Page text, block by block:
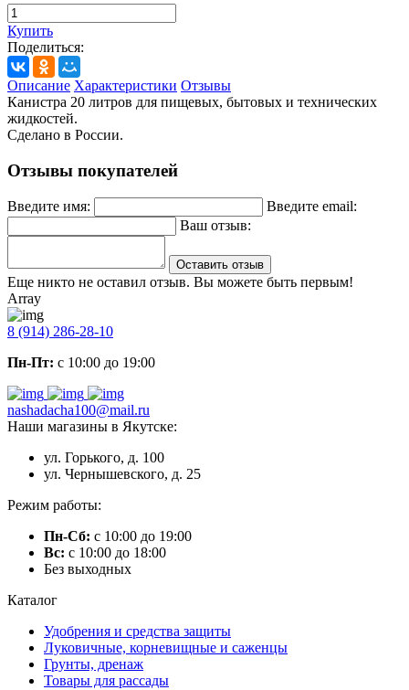
Купить
Поделиться:
Описание Характеристики Отзывы
Канистра 20 литров для пищевых, бытовых и технических
жидкостей.
Сделано в России.
Отзывы покупателей
Введите имя:
Введите email:
Ваш отзыв:
Оставить отзыв
Еще никто не оставил отзыв. Вы можете быть первым!
Array
8 (914) 286-28-10
Пн-Пт: с 10:00 до 19:00
nashadacha100@mail.ru
Наши магазины в Якутске:
ул. Горького, д. 100
ул. Чернышевского, д. 25
Режим работы:
Пн-Сб: с 10:00 до 19:00
Вс: с 10:00 до 18:00
Без выходных
Каталог
Удобрения и средства защиты
Луковичные, корневищные и саженцы
Грунты, дренаж
Товары для рассады